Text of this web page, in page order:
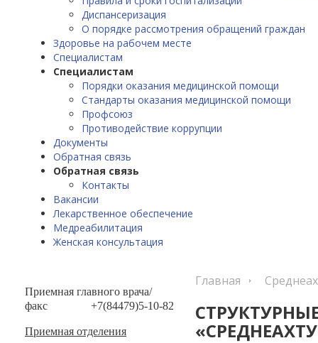
Диспансеризация
О порядке рассмотрения обращений граждан
Здоровье на рабочем месте
Специалистам
Специалистам
Порядки оказания медицинской помощи
Стандарты оказания медицинской помощи
Профсоюз
Противодействие коррупции
Документы
Обратная связь
Обратная связь
Контакты
Вакансии
Лекарственное обеспечение
Медреабилитация
Женская консультация
Приемная главного врача/
факс
+7(84479)5-10-82
Приемная отделения
Главная